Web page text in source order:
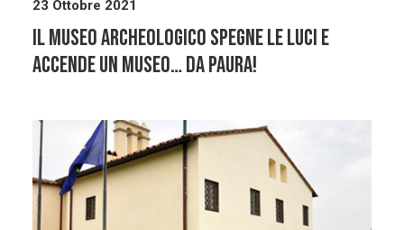
23 Ottobre 2021
Il Museo Archeologico spegne le luci e
accende un Museo… da Paura!